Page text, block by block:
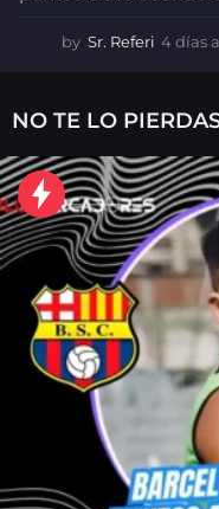
by Sr. Referi 4 días
NO TE LO